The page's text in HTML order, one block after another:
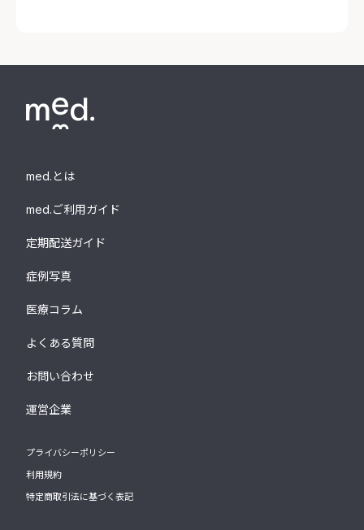
med.とは
med.ご利用ガイド
定期配送ガイド
症例写真
医療コラム
よくある質問
お問い合わせ
運営企業
プライバシーポリシー
利用規約
特定商取引法に基づく表記